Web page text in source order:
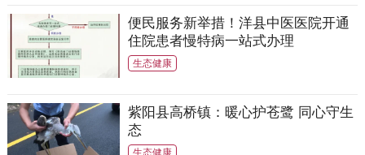
便民服务新举措！洋县中医医院开通
住院患者慢特病一站式办理
生态健康
紫阳县高桥镇：暖心护苍鹭 同心守生
态
生态健康